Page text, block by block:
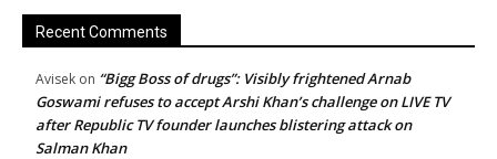
Recent Comments
Avisek on “Bigg Boss of drugs”: Visibly frightened Arnab
Goswami refuses to accept Arshi Khan’s challenge on LIVE TV
after Republic TV founder launches blistering attack on
Salman Khan